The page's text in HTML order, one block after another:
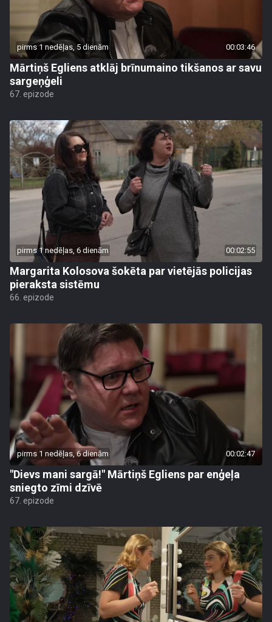
pirms 1 nedēļas, 5 dienām 00:03:46
Mārtiņš Egliens atklāj brīnumaino tikšanos ar savu
sargeņģeli
67. epizode
pirms 1 nedēļas, 6 dienām 00:02:55
Margarita Kolosova šokēta par vietējās policijas
pieraksta sistēmu
66. epizode
pirms 1 nedēļas, 6 dienām 00:02:47
"Dievs mani sargā!" Mārtiņš Egliens par enģeļa
sniegto zīmi dzīvē
67. epizode